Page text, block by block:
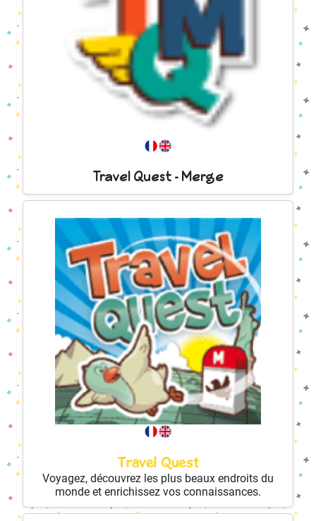
Travel Quest - Merge
Travel Quest
Voyagez, découvrez les plus beaux endroits du
monde et enrichissez vos connaissances.